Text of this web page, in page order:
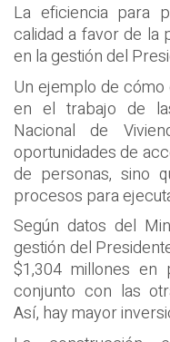
La eficiencia para
calidad a favor de la
en la gestión del
Un ejemplo de
en el trabajo de
Nacional de
oportunidades de
de personas, sino
procesos para
Según datos del
gestión del
$1,304 millones en
conjunto con las
Así, hay mayor